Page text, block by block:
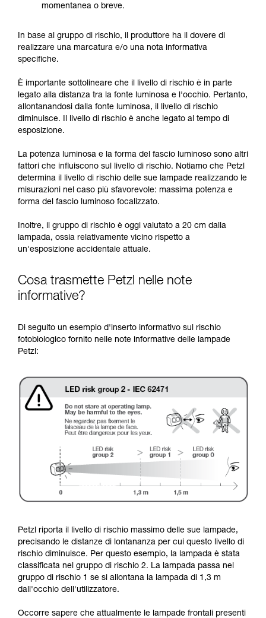
momentanea o breve.
In base al gruppo di rischio, il produttore ha il dovere di
realizzare una marcatura e/o una nota informativa
specifiche.
È importante sottolineare che il livello di rischio è in parte
legato alla distanza tra la fonte luminosa e l'occhio. Pertanto,
allontanandosi dalla fonte luminosa, il livello di rischio
diminuisce. Il livello di rischio è anche legato al tempo di
esposizione.
La potenza luminosa e la forma del fascio luminoso sono altri
fattori che influiscono sul livello di rischio. Notiamo che Petzl
determina il livello di rischio delle sue lampade realizzando le
misurazioni nel caso più sfavorevole: massima potenza e
forma del fascio luminoso focalizzato.
Inoltre, il gruppo di rischio è oggi valutato a 20 cm dalla
lampada, ossia relativamente vicino rispetto a
un'esposizione accidentale attuale.
Cosa trasmette Petzl nelle note
informative?
Di seguito un esempio d'inserto informativo sul rischio
fotobiologico fornito nelle note informative delle lampade
Petzl:
Petzl riporta il livello di rischio massimo delle sue lampade,
precisando le distanze di lontananza per cui questo livello di
rischio diminuisce. Per questo esempio, la lampada è stata
classificata nel gruppo di rischio 2. La lampada passa nel
gruppo di rischio 1 se si allontana la lampada di 1,3 m
dall'occhio dell'utilizzatore.
Occorre sapere che attualmente le lampade frontali presenti